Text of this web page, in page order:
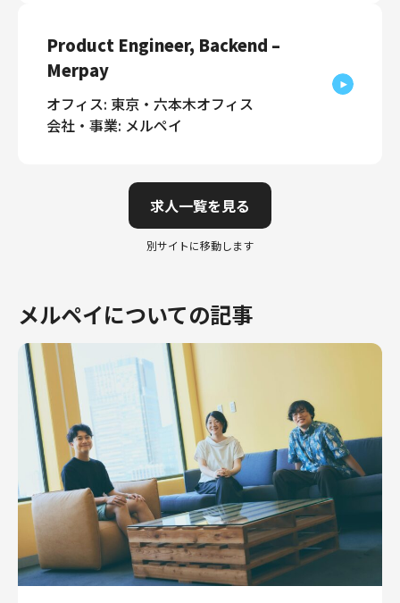
Product Engineer, Backend –
Merpay
オフィス: 東京・六本木オフィス
会社・事業: メルペイ
求人一覧を見る
別サイトに移動します
メルペイについての記事